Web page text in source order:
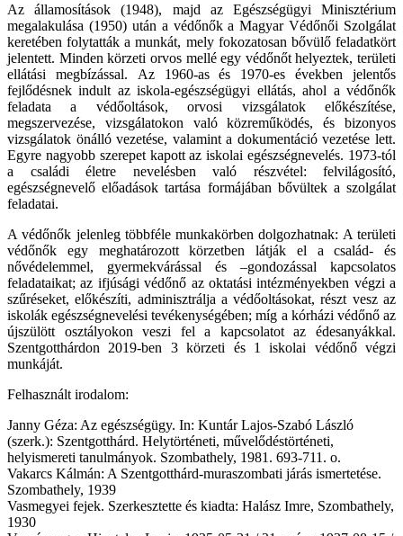
Az államosítások (1948), majd az Egészségügyi Minisztérium
megalakulása (1950) után a védőnők a Magyar Védőnői Szolgálat
keretében folytatták a munkát, mely fokozatosan bővülő feladatkört
jelentett. Minden körzeti orvos mellé egy védőnőt helyeztek, területi
ellátási megbízással. Az 1960-as és 1970-es években jelentős
fejlődésnek indult az iskola-egészségügyi ellátás, ahol a védőnők
feladata a védőoltások, orvosi vizsgálatok előkészítése,
megszervezése, vizsgálatokon való közreműködés, és bizonyos
vizsgálatok önálló vezetése, valamint a dokumentáció vezetése lett.
Egyre nagyobb szerepet kapott az iskolai egészségnevelés. 1973-tól
a családi életre nevelésben való részvétel: felvilágosító,
egészségnevelő előadások tartása formájában bővültek a szolgálat
feladatai.
A védőnők jelenleg többféle munkakörben dolgozhatnak: A területi
védőnők egy meghatározott körzetben látják el a család- és
nővédelemmel, gyermekvárással és –gondozással kapcsolatos
feladataikat; az ifjúsági védőnő az oktatási intézményekben végzi a
szűréseket, előkészíti, adminisztrálja a védőoltásokat, részt vesz az
iskolák egészségnevelési tevékenységében; míg a kórházi védőnő az
újszülött osztályokon veszi fel a kapcsolatot az édesanyákkal.
Szentgotthárdon 2019-ben 3 körzeti és 1 iskolai védőnő végzi
munkáját.
Felhasznált irodalom:
Janny Géza: Az egészségügy. In: Kuntár Lajos-Szabó László
(szerk.): Szentgotthárd. Helytörténeti, művelődéstörténeti,
helyismereti tanulmányok. Szombathely, 1981. 693-711. o.
Vakarcs Kálmán: A Szentgotthárd-muraszombati járás ismertetése.
Szombathely, 1939
Vasmegyei fejek. Szerkesztette és kiadta: Halász Imre, Szombathely,
1930